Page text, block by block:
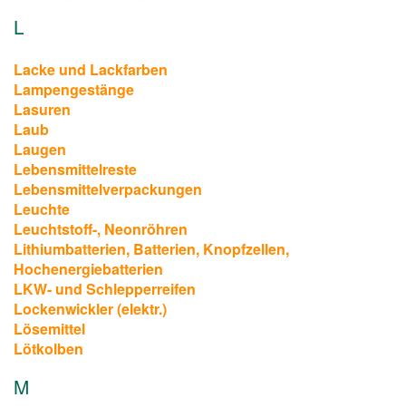
L
Lacke und Lackfarben
Lampengestänge
Lasuren
Laub
Laugen
Lebensmittelreste
Lebensmittelverpackungen
Leuchte
Leuchtstoff-, Neonröhren
Lithiumbatterien, Batterien, Knopfzellen,
Hochenergiebatterien
LKW- und Schlepperreifen
Lockenwickler (elektr.)
Lösemittel
Lötkolben
M